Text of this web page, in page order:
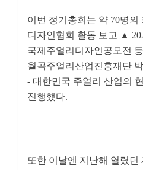
이번 정기총회는 약 70명의
디자인협회 활동 보고 ▲
국제주얼리디자인공모전
월곡주얼리산업진흥재단
- 대한민국 주얼리 산업의
진행했다.
또한 이날엔 지난해 열렸던